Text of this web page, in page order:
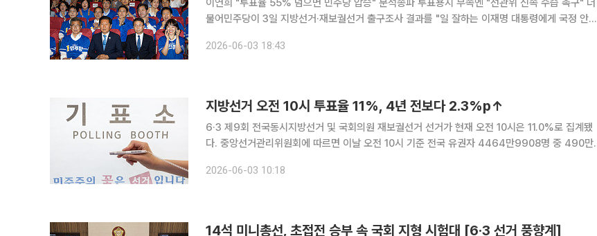
이연희 "투표율 55% 넘으면 민주당 압승" 분석송파 투표용지 부족엔 "선관위 신속 수습 촉구" 더
불어민주당이 3일 지방선거·재보궐선거 출구조사 결과를 "일 잘하는 이재명 대통령에게 국정 안정
2026-06-03 18:43
지방선거 오전 10시 투표율 11%, 4년 전보다 2.3%p↑
6·3 제9회 전국동시지방선거 및 국회의원 재보궐선거 선거가 현재 오전 10시은 11.0%로 집계됐
다. 중앙선거관리위원회에 따르면 이날 오전 10시 기준 전국 유권자 4464만9908명 중 490만
트(p) 높은 수치다. 지난해 21대 대통령선거 같은
2026-06-03 10:18
14석 미니총선, 초접전 승부 속 국회 지형 시험대 [6·3 선거 풍향계]